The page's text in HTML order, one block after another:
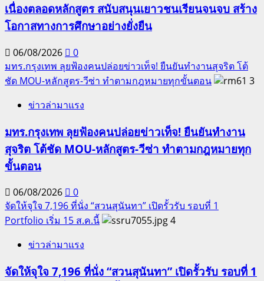
เนื่องตลอดหลักสูตร สนับสนุนเยาวชนเรียนจนจบ สร้าง
โอกาสทางการศึกษาอย่างยั่งยืน
06/08/2026
0
มทร.กรุงเทพ ลุยฟ้องคนปล่อยข่าวเท็จ! ยืนยันทำงานสุจริต โต้
ชัด MOU-หลักสูตร-วีซ่า ทำตามกฎหมายทุกขั้นตอน
3
ข่าวล่ามาแรง
มทร.กรุงเทพ ลุยฟ้องคนปล่อยข่าวเท็จ! ยืนยันทำงาน
สุจริต โต้ชัด MOU-หลักสูตร-วีซ่า ทำตามกฎหมายทุก
ขั้นตอน
06/08/2026
0
จัดให้จุใจ 7,196 ที่นั่ง “สวนสุนันทา” เปิดรั้วรับ รอบที่ 1
Portfolio เริ่ม 15 ส.ค.นี้
4
ข่าวล่ามาแรง
จัดให้จุใจ 7,196 ที่นั่ง “สวนสุนันทา” เปิดรั้วรับ รอบที่ 1